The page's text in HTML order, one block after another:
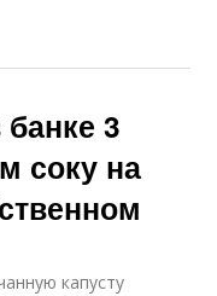
3
соку на
капусту